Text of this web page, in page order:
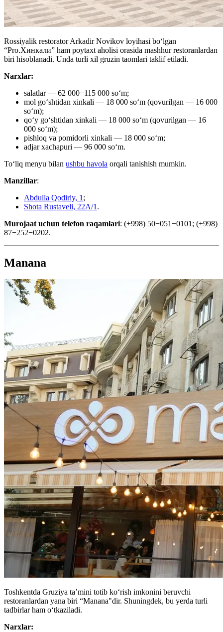
Rossiyalik restorator Arkadir Novikov loyihasi boʻlgan
“Pro.Хинкали” ham poytaxt aholisi orasida mashhur restoranlardan
biri hisoblanadi. Unda turli xil gruzin taomlari taklif etiladi.
Narxlar:
salatlar — 62 000−115 000 soʻm;
mol goʻshtidan xinkali — 18 000 soʻm (qovurilgan — 16 000
soʻm);
qoʻy goʻshtidan xinkali — 18 000 soʻm (qovurilgan — 16
000 soʻm);
pishloq va pomidorli xinkali — 18 000 soʻm;
adjar xachapuri — 96 000 soʻm.
Toʻliq menyu bilan ushbu havola orqali tanishish mumkin.
Manzillar:
Abdulla Qodiriy, 1 ;
Shota Rustaveli, 22А/1 .
Murojaat uchun telefon raqamlari: (+998) 50−051−0101; (+998)
87−252−0202.
Manana
Toshkentda Gruziya ta’mini totib koʻrish imkonini beruvchi
restoranlardan yana biri “Manana"dir. Shuningdek, bu yerda turli
tadbirlar ham oʻtkaziladi.
Narxlar: